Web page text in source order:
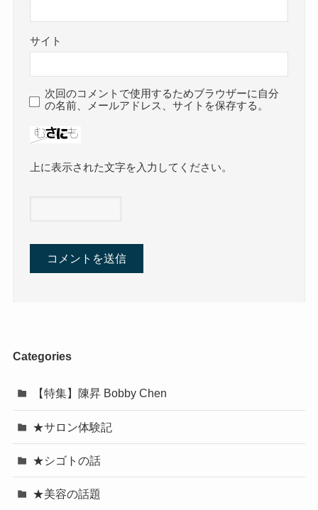
サイト
次回のコメントで使用するためブラウザーに自分
の名前、メールアドレス、サイトを保存する。
上に表示された文字を入力してください。
Categories
【特集】陳昇 Bobby Chen
★サロン体験記
★シゴトの話
★美容の話題